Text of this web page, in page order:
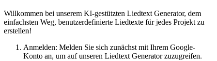
Willkommen bei unserem KI-gestützten Liedtext Generator, dem
einfachsten Weg, benutzerdefinierte Liedtexte für jedes Projekt zu
erstellen!
Anmelden: Melden Sie sich zunächst mit Ihrem Google-
Konto an, um auf unseren Liedtext Generator zuzugreifen.